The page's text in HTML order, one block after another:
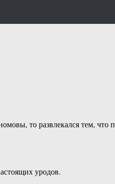
то развлекался
уродов.